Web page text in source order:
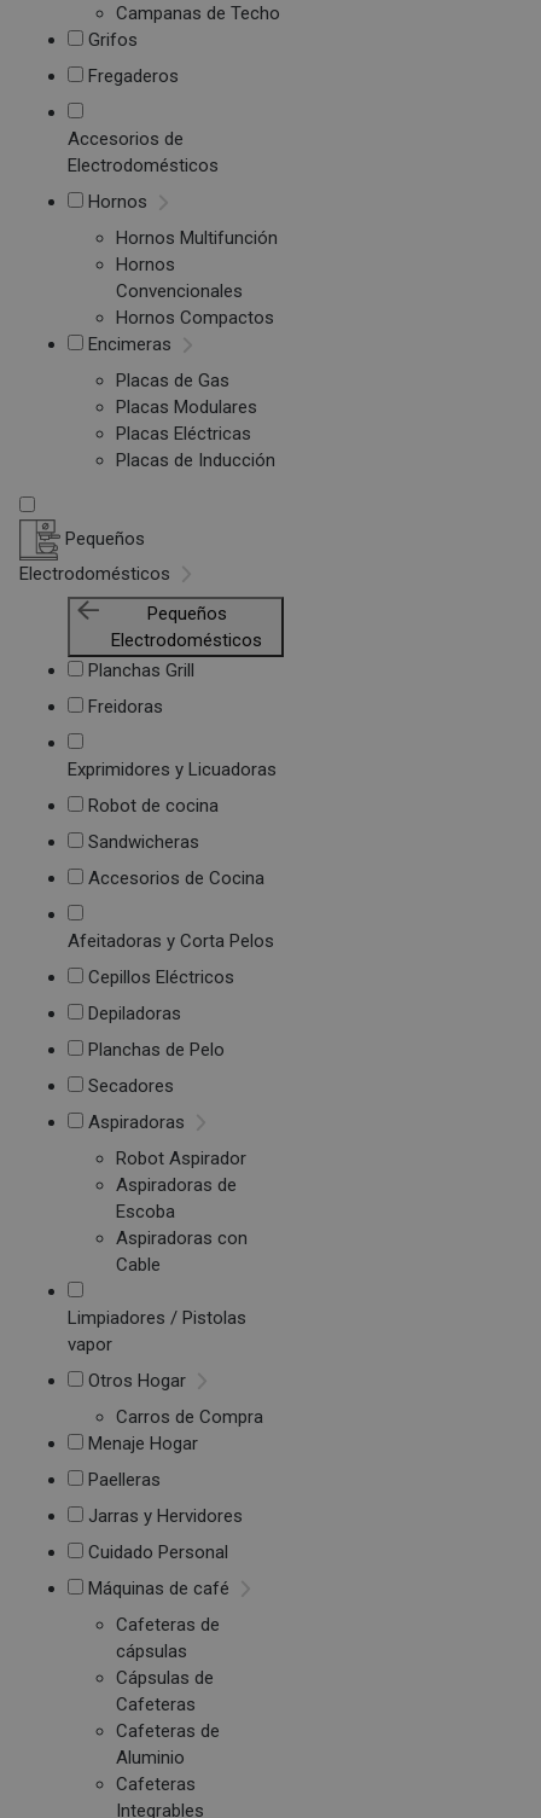
Campanas de Techo
Grifos
Fregaderos
Accesorios de
Electrodomésticos
Hornos
Hornos Multifunción
Hornos
Convencionales
Hornos Compactos
Encimeras
Placas de Gas
Placas Modulares
Placas Eléctricas
Placas de Inducción
Pequeños
Electrodomésticos
Pequeños
Electrodomésticos
Planchas Grill
Freidoras
Exprimidores y Licuadoras
Robot de cocina
Sandwicheras
Accesorios de Cocina
Afeitadoras y Corta Pelos
Cepillos Eléctricos
Depiladoras
Planchas de Pelo
Secadores
Aspiradoras
Robot Aspirador
Aspiradoras de
Escoba
Aspiradoras con
Cable
Limpiadores / Pistolas
vapor
Otros Hogar
Carros de Compra
Menaje Hogar
Paelleras
Jarras y Hervidores
Cuidado Personal
Máquinas de café
Cafeteras de
cápsulas
Cápsulas de
Cafeteras
Cafeteras de
Aluminio
Cafeteras
Integrables